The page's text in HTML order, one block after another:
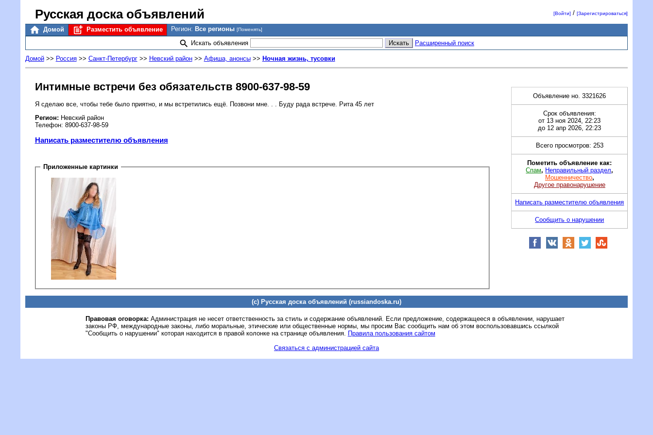
Русская доска объявлений [Войти] /[Зарегистрироваться]
Домой Разместить объявление Регион: Все регионы [Поменять]
Искать объявления Расширенный поиск
Домой>> Россия>> Санкт-Петербург>> Невский район>> Афиша, анонсы>> Ночная жизнь, тусовки
Интимные встречи без обязательств 8900-637-98-59
Я сделаю все, чтобы тебе было приятно, и мы встретились ещё. Позвони мне. . . Буду рада встрече. Рита 45 лет
Регион: Невский район
Телефон: 8900-637-98-59
Написать разместителю объявления
Приложенные картинки
Объявление но. 3321626
Срок объявления:
от 13 ноя 2024, 22:23
до 12 апр 2026, 22:23
Всего просмотров: 253
Пометить объявление как:
Спам, Неправильный раздел,
Мошенничество,
Другое правонарушение
Написать разместителю объявления
Сообщить о нарушении
(c) Русская доска объявлений (russiandoska.ru)
Правовая оговорка: Администрация не несет ответственность за стиль и содержание объявлений. Если предложение, содержащееся в объявлении, нарушает
законы РФ, международные законы, либо моральные, этические или общественные нормы, мы просим Вас сообщить нам об этом воспользовавшись ссылкой
"Сообщить о нарушении" которая находится в правой колонке на странице объявления. Правила пользования сайтом
Связаться с администрацией сайта